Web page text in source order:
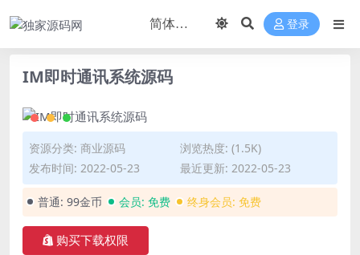
登录
IM即时通讯系统源码
资源分类: 商业源码
浏览热度: (1.5K)
发布时间: 2022-05-23
最近更新: 2022-05-23
普通: 99金币 会员: 免费 终身会员: 免费
购买下载权限